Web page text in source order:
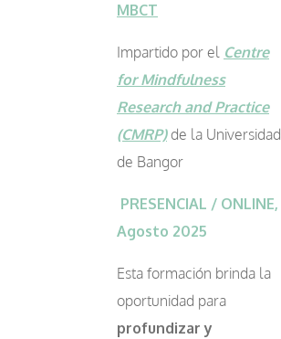
MBCT
Impartido por el Centre
for Mindfulness
Research and Practice
(CMRP) de la Universidad
de Bangor
PRESENCIAL / ONLINE,
Agosto 2025
Esta formación brinda la
oportunidad para
profundizar y